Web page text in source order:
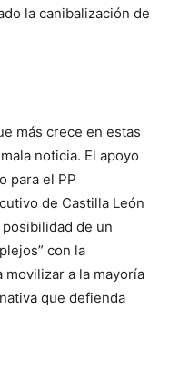
la canibalización de
más crece en estas
noticia. El apoyo
para el PP
de Castilla León
de un
con la
a la mayoría
que defienda